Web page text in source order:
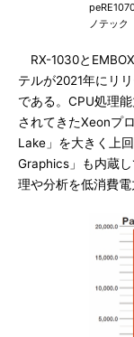
ノテック
RX-1030と
テルが2021年にリ
である。CPU処理
されてきたXeonプ
Lake」を大きく上
Graphics」も内蔵
理や分析を低消費電